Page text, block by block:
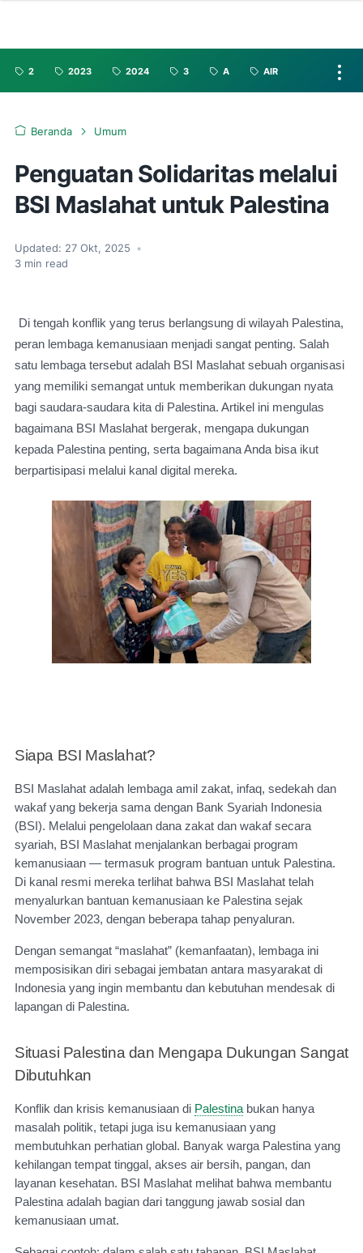
2 2023 2024 3 A AIR
Beranda Umum
Penguatan Solidaritas melalui
BSI Maslahat untuk Palestina
Updated: 27 Okt, 2025
•
3 min read
Di tengah konflik yang terus berlangsung di wilayah Palestina,
peran lembaga kemanusiaan menjadi sangat penting. Salah
satu lembaga tersebut adalah BSI Maslahat sebuah organisasi
yang memiliki semangat untuk memberikan dukungan nyata
bagi saudara-saudara kita di Palestina. Artikel ini mengulas
bagaimana BSI Maslahat bergerak, mengapa dukungan
kepada Palestina penting, serta bagaimana Anda bisa ikut
berpartisipasi melalui kanal digital mereka.
Siapa BSI Maslahat?
BSI Maslahat adalah lembaga amil zakat, infaq, sedekah dan
wakaf yang bekerja sama dengan Bank Syariah Indonesia
(BSI). Melalui pengelolaan dana zakat dan wakaf secara
syariah, BSI Maslahat menjalankan berbagai program
kemanusiaan — termasuk program bantuan untuk Palestina.
Di kanal resmi mereka terlihat bahwa BSI Maslahat telah
menyalurkan bantuan kemanusiaan ke Palestina sejak
November 2023, dengan beberapa tahap penyaluran.
Dengan semangat “maslahat” (kemanfaatan), lembaga ini
memposisikan diri sebagai jembatan antara masyarakat di
Indonesia yang ingin membantu dan kebutuhan mendesak di
lapangan di Palestina.
Situasi Palestina dan Mengapa Dukungan Sangat
Dibutuhkan
Konflik dan krisis kemanusiaan di Palestina bukan hanya
masalah politik, tetapi juga isu kemanusiaan yang
membutuhkan perhatian global. Banyak warga Palestina yang
kehilangan tempat tinggal, akses air bersih, pangan, dan
layanan kesehatan. BSI Maslahat melihat bahwa membantu
Palestina adalah bagian dari tanggung jawab sosial dan
kemanusiaan umat.